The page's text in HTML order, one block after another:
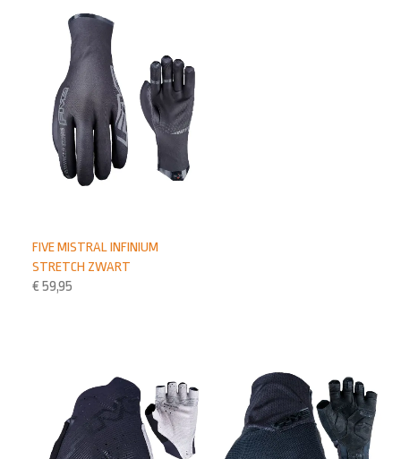
FIVE MISTRAL INFINIUM
STRETCH ZWART
€ 59,95